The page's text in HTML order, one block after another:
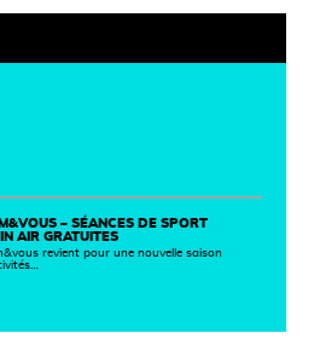
– SÉANCES DE SPORT
AIR GRATUITES
revient pour une nouvelle saison